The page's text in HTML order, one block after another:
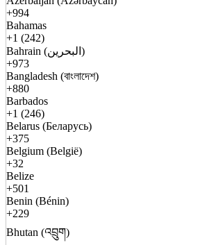
+994
Bahamas
+1 (242)
Bahrain (البحرين)
+973
Bangladesh (বাংলাদেশ)
+880
Barbados
+1 (246)
Belarus (Беларусь)
+375
Belgium (België)
+32
Belize
+501
Benin (Bénin)
+229
Bhutan (འབྲུག)